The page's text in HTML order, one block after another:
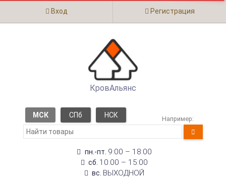
Вход Регистрация
КровАльянс
МСК СПб НСК Например:
пн.-пт. 9:00 – 18:00
сб. 10:00 – 15:00
вс. ВЫХОДНОЙ